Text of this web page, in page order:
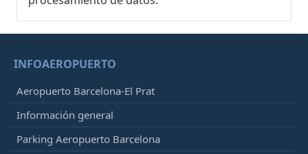
INFOAEROPUERTO
Aeropuerto Barcelona-El Prat
Información general
Parking Aeropuerto Barcelona